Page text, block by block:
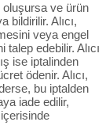
oluşursa ve ürün
bildirilir. Alıcı,
veya engel
edebilir. Alıcı
ise iptalinden
ödenir. Alıcı,
bu iptalden
iade edilir,
içerisinde